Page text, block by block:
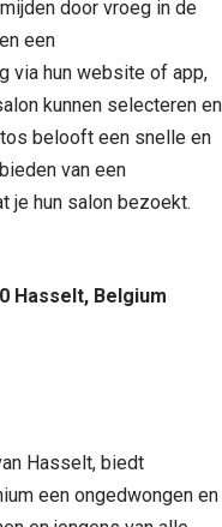
door vroeg in de
een
via hun website of app,
kunnen selecteren en
belooft een snelle en
van een
je hun salon bezoekt.
Hasselt, Belgium
Hasselt, biedt
een ongedwongen en